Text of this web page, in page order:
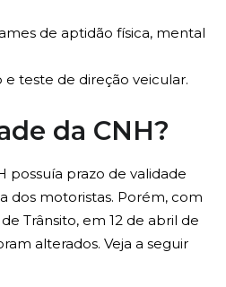
de aptidão física, mental
e teste de direção veicular.
da CNH?
possuía prazo de validade
dos motoristas. Porém, com
Trânsito, em 12 de abril de
alterados. Veja a seguir